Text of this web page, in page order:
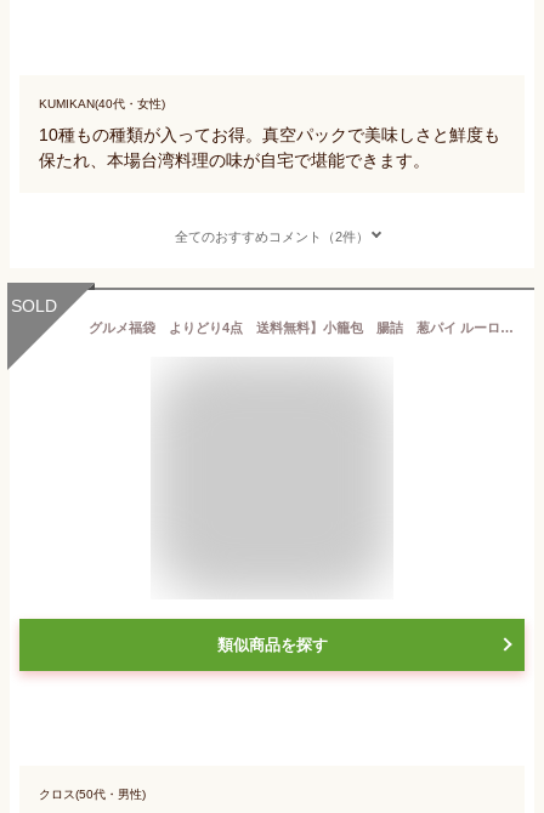
KUMIKAN(40代・女性)
10種もの種類が入ってお得。真空パックで美味しさと鮮度も
保たれ、本場台湾料理の味が自宅で堪能できます。
全てのおすすめコメント（2件）
SOLD
グルメ福袋 よりどり4点 送料無料】小籠包 腸詰 葱パイ ルーローファン シュウマイ 肉まん ふかひれ餃子 大根餅 チマキ イカ団子 えび団子 もち米肉団子 モチモチ丸餃子 水餃子 魚卵団子 エッグタルト 中国食品 台湾物産 館 台湾 小 集
類似商品を探す
クロス(50代・男性)